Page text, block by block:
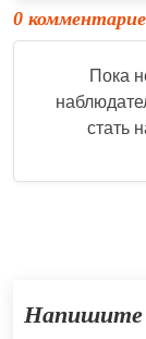
0
Пока
стать
Напишите